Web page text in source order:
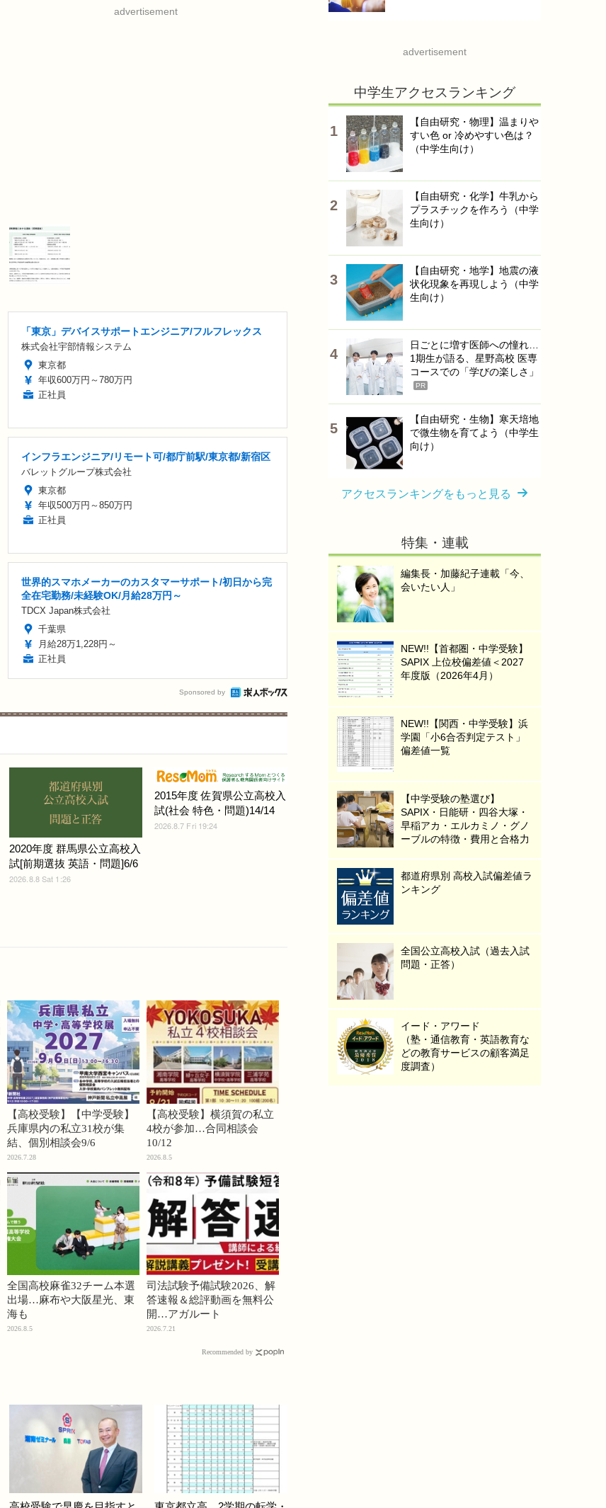
advertisement
「東京」デバイスサポートエンジニア/フルフレックス
株式会社宇部情報システム
東京都
年収600万円～780万円
正社員
インフラエンジニア/リモート可/都庁前駅/東京都/新宿区
バレットグループ株式会社
東京都
年収500万円～850万円
正社員
世界的スマホメーカーのカスタマーサポート/初日から完
全在宅勤務/未経験OK/月給28万円～
TDCX Japan株式会社
千葉県
月給28万1,228円～
正社員
Sponsored by
2020年度 群馬県公立高校入
試[前期選抜 英語・問題]6/6
2026.8.8 Sat 1:26
2015年度 佐賀県公立高校入
試(社会 特色・問題)14/14
2026.8.7 Fri 19:24
【高校受験】【中学受験】
兵庫県内の私立31校が集
結、個別相談会9/6
2026.7.28
【高校受験】横須賀の私立
4校が参加…合同相談会
10/12
2026.8.5
全国高校麻雀32チーム本選
出場…麻布や大阪星光、東
海も
2026.8.5
司法試験予備試験2026、解
答速報＆総評動画を無料公
開…アガルート
2026.7.21
Recommended by
advertisement
中学生アクセスランキング
【自由研究・物理】温まりや
すい色 or 冷めやすい色は？
（中学生向け）
【自由研究・化学】牛乳から
プラスチックを作ろう（中学
生向け）
【自由研究・地学】地震の液
状化現象を再現しよう（中学
生向け）
日ごとに増す医師への憧れ…
1期生が語る、星野高校 医専
コースでの「学びの楽しさ」
PR
【自由研究・生物】寒天培地
で微生物を育てよう（中学生
向け）
アクセスランキングをもっと見る
特集・連載
編集長・加藤紀子連載「今、
会いたい人」
NEW!!【首都圏・中学受験】
SAPIX 上位校偏差値＜2027
年度版（2026年4月）
NEW!!【関西・中学受験】浜
学園「小6合否判定テスト」
偏差値一覧
【中学受験の塾選び】
SAPIX・日能研・四谷大塚・
早稲アカ・エルカミノ・グノ
ーブルの特徴・費用と合格力
都道府県別 高校入試偏差値ラ
ンキング
全国公立高校入試（過去入試
問題・正答）
イード・アワード
（塾・通信教育・英語教育な
どの教育サービスの顧客満足
度調査）